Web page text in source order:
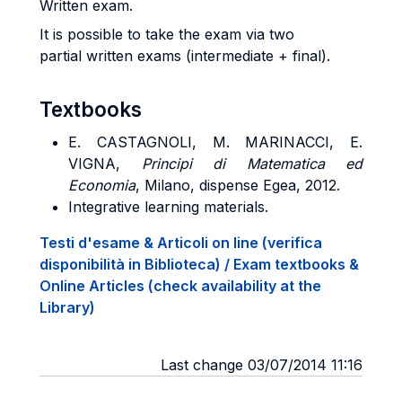
Written exam.
It is possible to take the exam via two
partial written exams (intermediate + final).
Textbooks
E. CASTAGNOLI, M. MARINACCI, E.
VIGNA, Principi di Matematica ed
Economia, Milano, dispense Egea, 2012.
Integrative learning materials.
Testi d'esame & Articoli on line (verifica
disponibilità in Biblioteca) / Exam textbooks &
Online Articles (check availability at the
Library)
Last change 03/07/2014 11:16